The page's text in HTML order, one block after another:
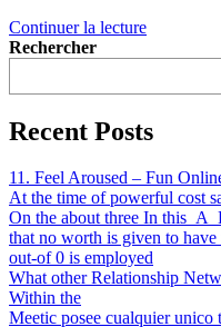
Continuer la lectureFacebook
virk
aldeles
inden
fo
Facebook
Rechercher
Recent Posts
11. Feel Aroused – Fun
At the time of powerful cost
On the about three In
that no worth is given to have
out-of 0 is employed
What other Relationship
Within the
Meetic posee cualquier unico